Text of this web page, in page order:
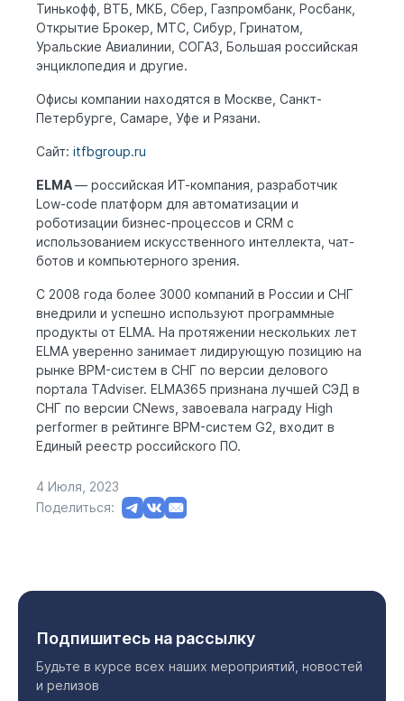
Тинькофф, ВТБ, МКБ, Сбер, Газпромбанк, Росбанк,
Открытие Брокер, МТС, Сибур, Гринатом,
Уральские Авиалинии, СОГАЗ, Большая российская
энциклопедия и другие.
Офисы компании находятся в Москве, Санкт-
Петербурге, Самаре, Уфе и Рязани.
Сайт: itfbgroup.ru
ELMA— российская ИТ-компания, разработчик
Low-code платформ для автоматизации и
роботизации бизнес-процессов и CRM с
использованием искусственного интеллекта, чат-
ботов и компьютерного зрения.
С 2008 года более 3000 компаний в России и СНГ
внедрили и успешно используют программные
продукты от ELMA. На протяжении нескольких лет
ELMA уверенно занимает лидирующую позицию на
рынке BPM-систем в СНГ по версии делового
портала TAdviser. ELMA365 признана лучшей СЭД в
СНГ по версии CNews, завоевала награду High
performer в рейтинге BPM-систем G2, входит в
Единый реестр российского ПО.
4 Июля, 2023
Поделиться:
Подпишитесь на рассылку
Будьте в курсе всех наших мероприятий, новостей
и релизов